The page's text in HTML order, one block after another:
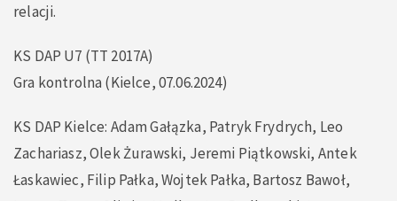
relacji.
KS DAP U7 (TT 2017A)
Gra kontrolna (Kielce, 07.06.2024)
KS DAP Kielce: Adam Gałązka, Patryk Frydrych, Leo
Zachariasz, Olek Żurawski, Jeremi Piątkowski, Antek
Łaskawiec, Filip Pałka, Wojtek Pałka, Bartosz Bawoł,